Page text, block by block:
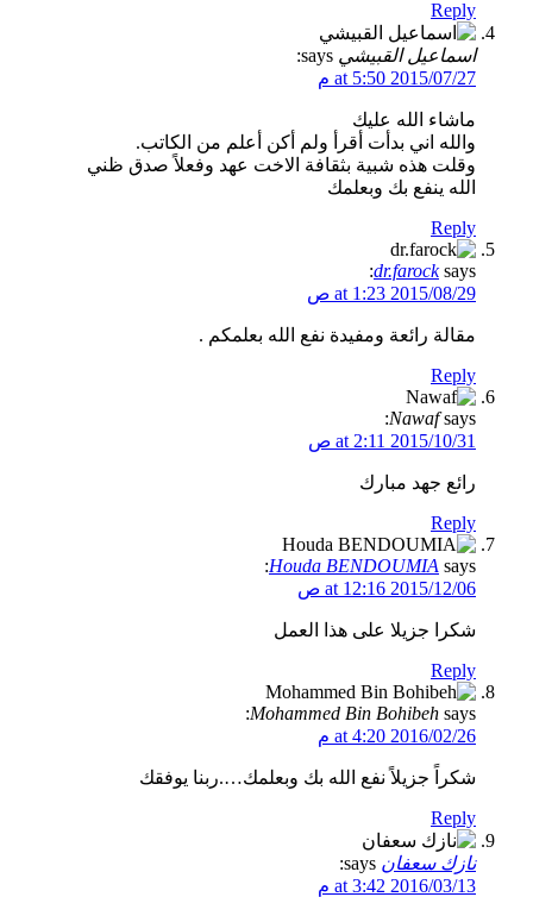
Reply
اسماعيل القبيشي says:
2015/07/27 at 5:50 م
ماشاء الله عليك
والله اني بدأت أقرأ ولم أكن أعلم من الكاتب.
وقلت هذه شبية بثقافة الاخت عهد وفعلاً صدق ظني
الله ينفع بك وبعلمك
Reply
dr.farock says:
2015/08/29 at 1:23 ص
مقالة رائعة ومفيدة نفع الله بعلمكم .
Reply
Nawaf says:
2015/10/31 at 2:11 ص
رائع جهد مبارك
Reply
Houda BENDOUMIA says:
2015/12/06 at 12:16 ص
شكرا جزيلا على هذا العمل
Reply
Mohammed Bin Bohibeh says:
2016/02/26 at 4:20 م
شكراً جزيلاً نفع الله بك وبعلمك….ربنا يوفقك
Reply
نازك سعفان says:
2016/03/13 at 3:42 م